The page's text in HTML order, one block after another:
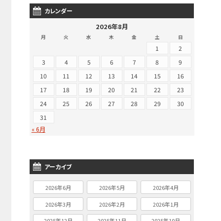
カレンダー
2026年8月
月 火 水 木 金 土 日
1
2
3
4 5 6 7 8
9
10
11 12 13 14 15
16
17
18 19 20 21 22
23
24
25 26 27 28 29
30
31
« 6月
アーカイブ
2026年6月 2026年5月 2026年4月
2026年3月 2026年2月 2026年1月